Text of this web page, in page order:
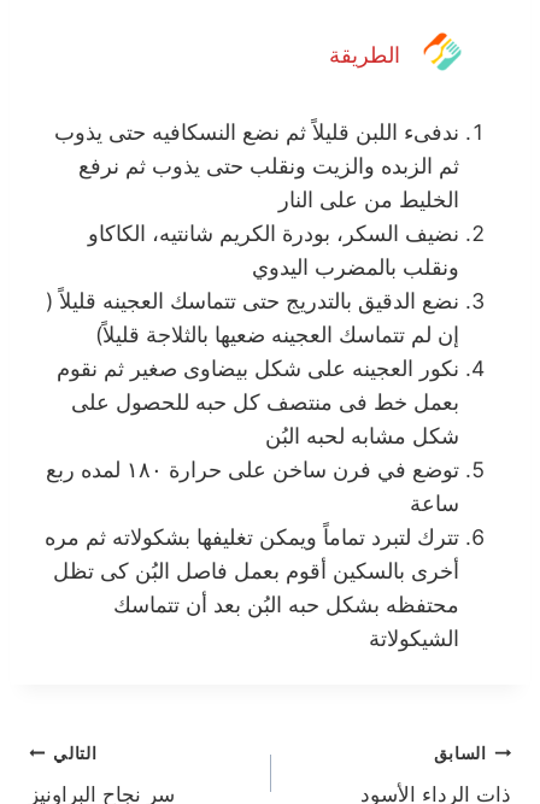
الطريقة
ندفىء اللبن قليلاً ثم نضع النسكافيه حتى يذوب
ثم الزبده والزيت ونقلب حتى يذوب ثم نرفع
الخليط من على النار
نضيف السكر، بودرة الكريم شانتيه، الكاكاو
ونقلب بالمضرب اليدوي
نضع الدقيق بالتدريج حتى تتماسك العجينه قليلاً (
إن لم تتماسك العجينه ضعيها بالثلاجة قليلاً)
نكور العجينه على شكل بيضاوى صغير ثم نقوم
بعمل خط فى منتصف كل حبه للحصول على
شكل مشابه لحبه البُن
توضع في فرن ساخن على حرارة ١٨٠ لمده ربع
ساعة
تترك لتبرد تماماً ويمكن تغليفها بشكولاته ثم مره
أخرى بالسكين أقوم بعمل فاصل البُن كى تظل
محتفظه بشكل حبه البُن بعد أن تتماسك
الشيكولاتة
تصفّح
السابق
ذات الرداء الأسود
التالي
سر نجاح البراونيز